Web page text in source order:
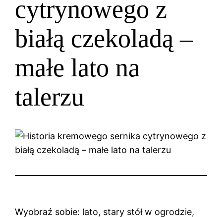
cytrynowego z
białą czekoladą –
małe lato na
talerzu
Wyobraź sobie: lato, stary stół w ogrodzie,